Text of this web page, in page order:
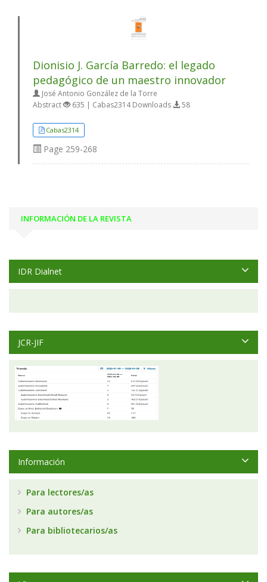
Dionisio J. García Barredo: el legado
pedagógico de un maestro innovador
José Antonio González de la Torre
Abstract
635 | Cabas2314 Downloads 58
Cabas2314
Page 259-268
INFORMACIÓN DE LA REVISTA
IDR Dialnet
JCR-JIF
Información
Para lectores/as
Para autores/as
Para bibliotecarios/as